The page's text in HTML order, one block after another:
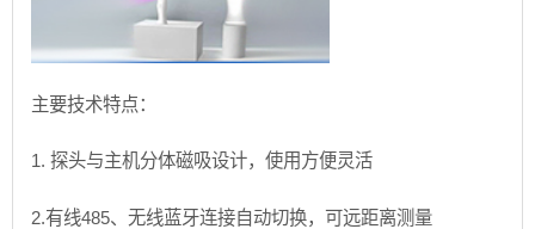
主要技术特点：
1. 探头与主机分体磁吸设计，使用方便灵活
2.有线485、无线蓝牙连接自动切换，可远距离测量